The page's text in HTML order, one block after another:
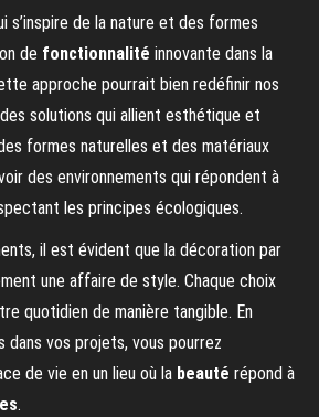
s’inspire de la nature et des formes
de fonctionnalité innovante dans la
approche pourrait bien redéfinir nos
solutions qui allient esthétique et
formes naturelles et des matériaux
des environnements qui répondent à
les principes écologiques.
il est évident que la décoration par
une affaire de style. Chaque choix
quotidien de manière tangible. En
vos projets, vous pourrez
de vie en un lieu où la beauté répond à
.